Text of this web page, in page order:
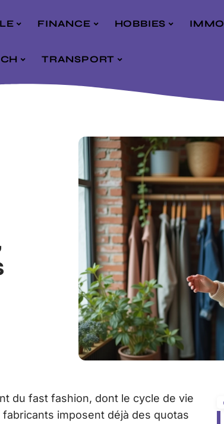
FINANCE HOBBIES IMMO
TRANSPORT
du fast fashion, dont le cycle de vie
imposent déjà des quotas